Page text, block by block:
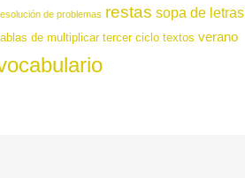
de problemas restas sopa de letras
de multiplicar tercer ciclo textos verano